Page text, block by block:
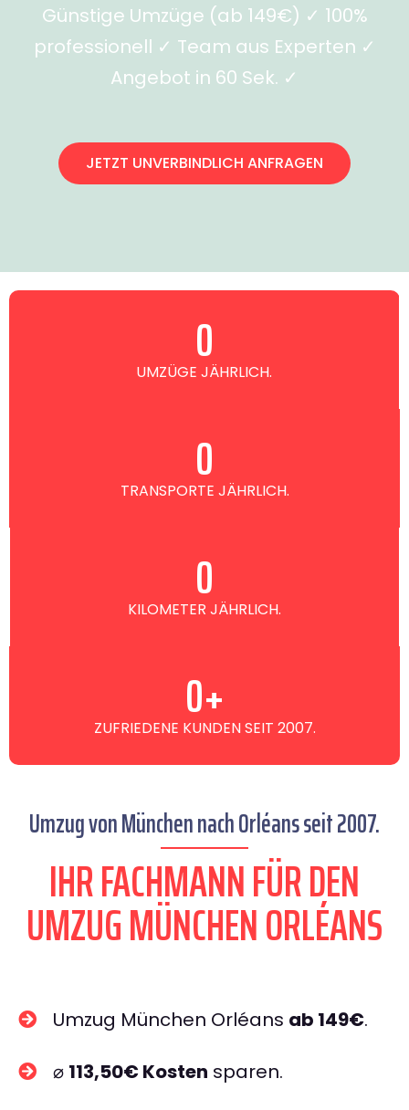
Günstige Umzüge (ab 149€) ✓ 100%
professionell ✓ Team aus Experten ✓
Angebot in 60 Sek. ✓
JETZT UNVERBINDLICH ANFRAGEN
UMZÜGE JÄHRLICH.
0
TRANSPORTE JÄHRLICH.
0
KILOMETER JÄHRLICH.
0
ZUFRIEDENE KUNDEN SEIT 2007.
0+
Umzug von München nach Orléans seit 2007.
IHR FACHMANN FÜR DEN
UMZUG MÜNCHEN ORLÉANS
Umzug München Orléans ab 149€.
⌀ 113,50€ Kosten sparen.